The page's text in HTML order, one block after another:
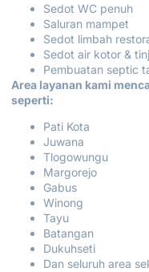
Sedot WC penuh
Saluran mampet
Sedot limbah
Sedot air kotor &
Pembuatan septic
Area layanan kami
seperti:
Pati Kota
Juwana
Tlogowungu
Margorejo
Gabus
Winong
Tayu
Batangan
Dukuhseti
Dan seluruh area